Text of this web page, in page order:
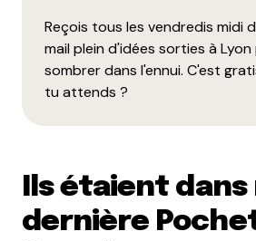
Reçois tous les vendredis midi
mail plein d'idées sorties à
sombrer dans l'ennui. C'est
tu attends ?
Ils étaient
dernière